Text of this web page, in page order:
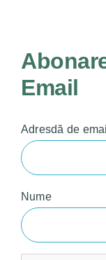
Email
Adresdă de
Nume